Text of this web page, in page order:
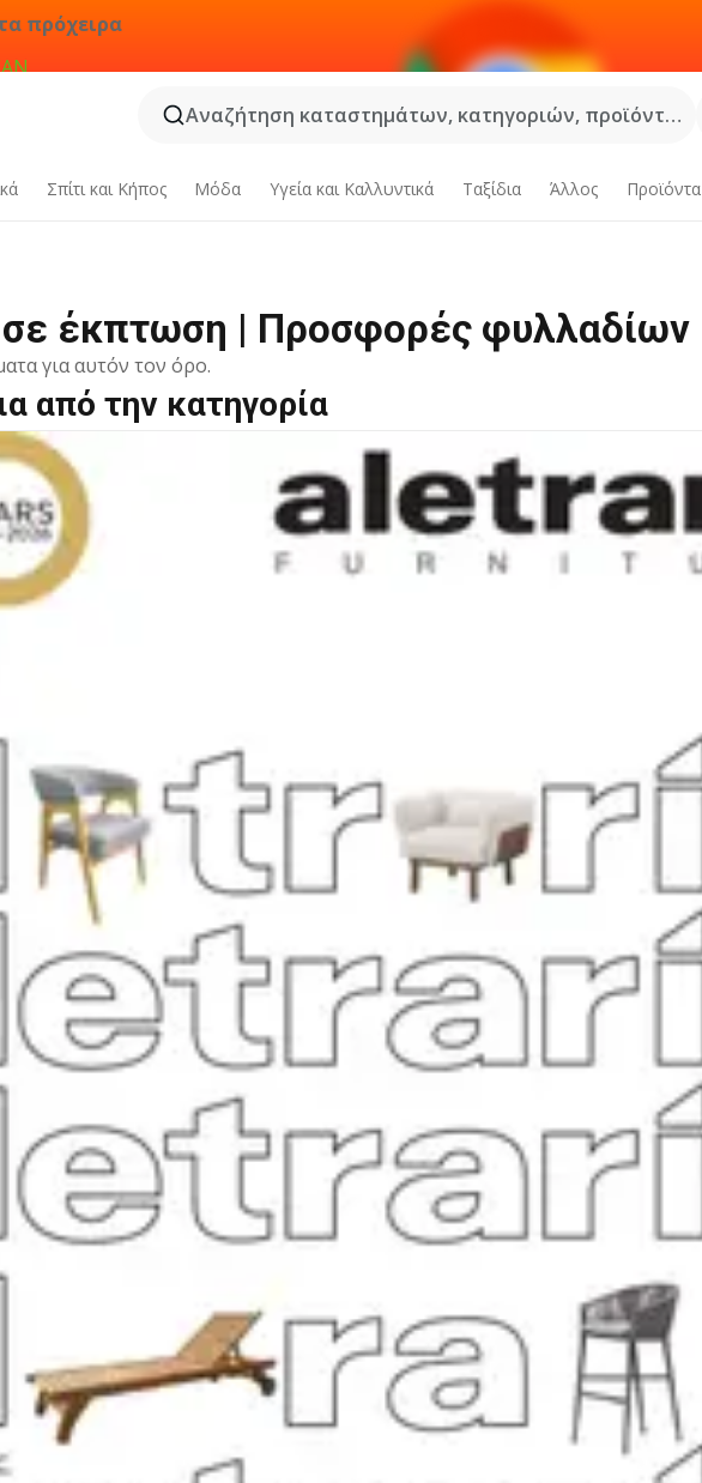
πρόχειρα
Αναζήτηση καταστημάτων, κατηγοριών, προϊόντων...
Σπίτι και Κήπος Μόδα Υγεία και Καλλυντικά Ταξίδια Άλλος Προϊόντα
σε έκπτωση | Προσφορές φυλλαδίων
για αυτόν τον όρο.
από την κατηγορία